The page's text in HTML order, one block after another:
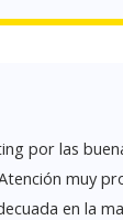
por las
muy
en la